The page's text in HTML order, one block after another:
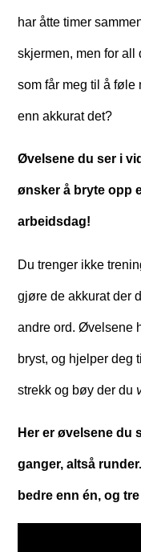
har åtte timer
skjermen, men for all
som får meg til å føle
enn akkurat det?
Øvelsene du ser i
ønsker å bryte opp
arbeidsdag!
Du trenger ikke
gjøre de akkurat der
andre ord. Øvelsene
bryst, og hjelper deg
strekk og bøy der du
Her er øvelsene du
ganger, altså
bedre enn én, og